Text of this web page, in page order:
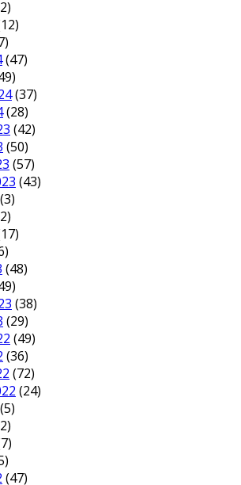
(47)
(37)
(28)
(42)
(50)
(57)
(43)
(3)
(48)
(38)
(29)
(49)
(36)
(72)
(24)
(5)
(47)